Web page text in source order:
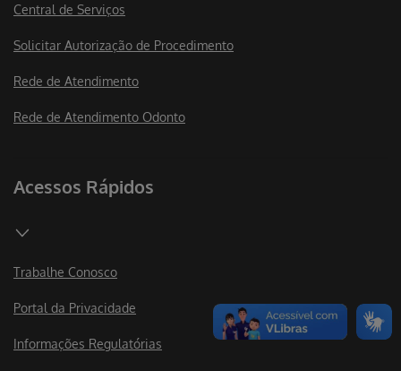
Central de Serviços
Solicitar Autorização de Procedimento
Rede de Atendimento
Rede de Atendimento Odonto
Acessos Rápidos
Trabalhe Conosco
Portal da Privacidade
Informações Regulatórias